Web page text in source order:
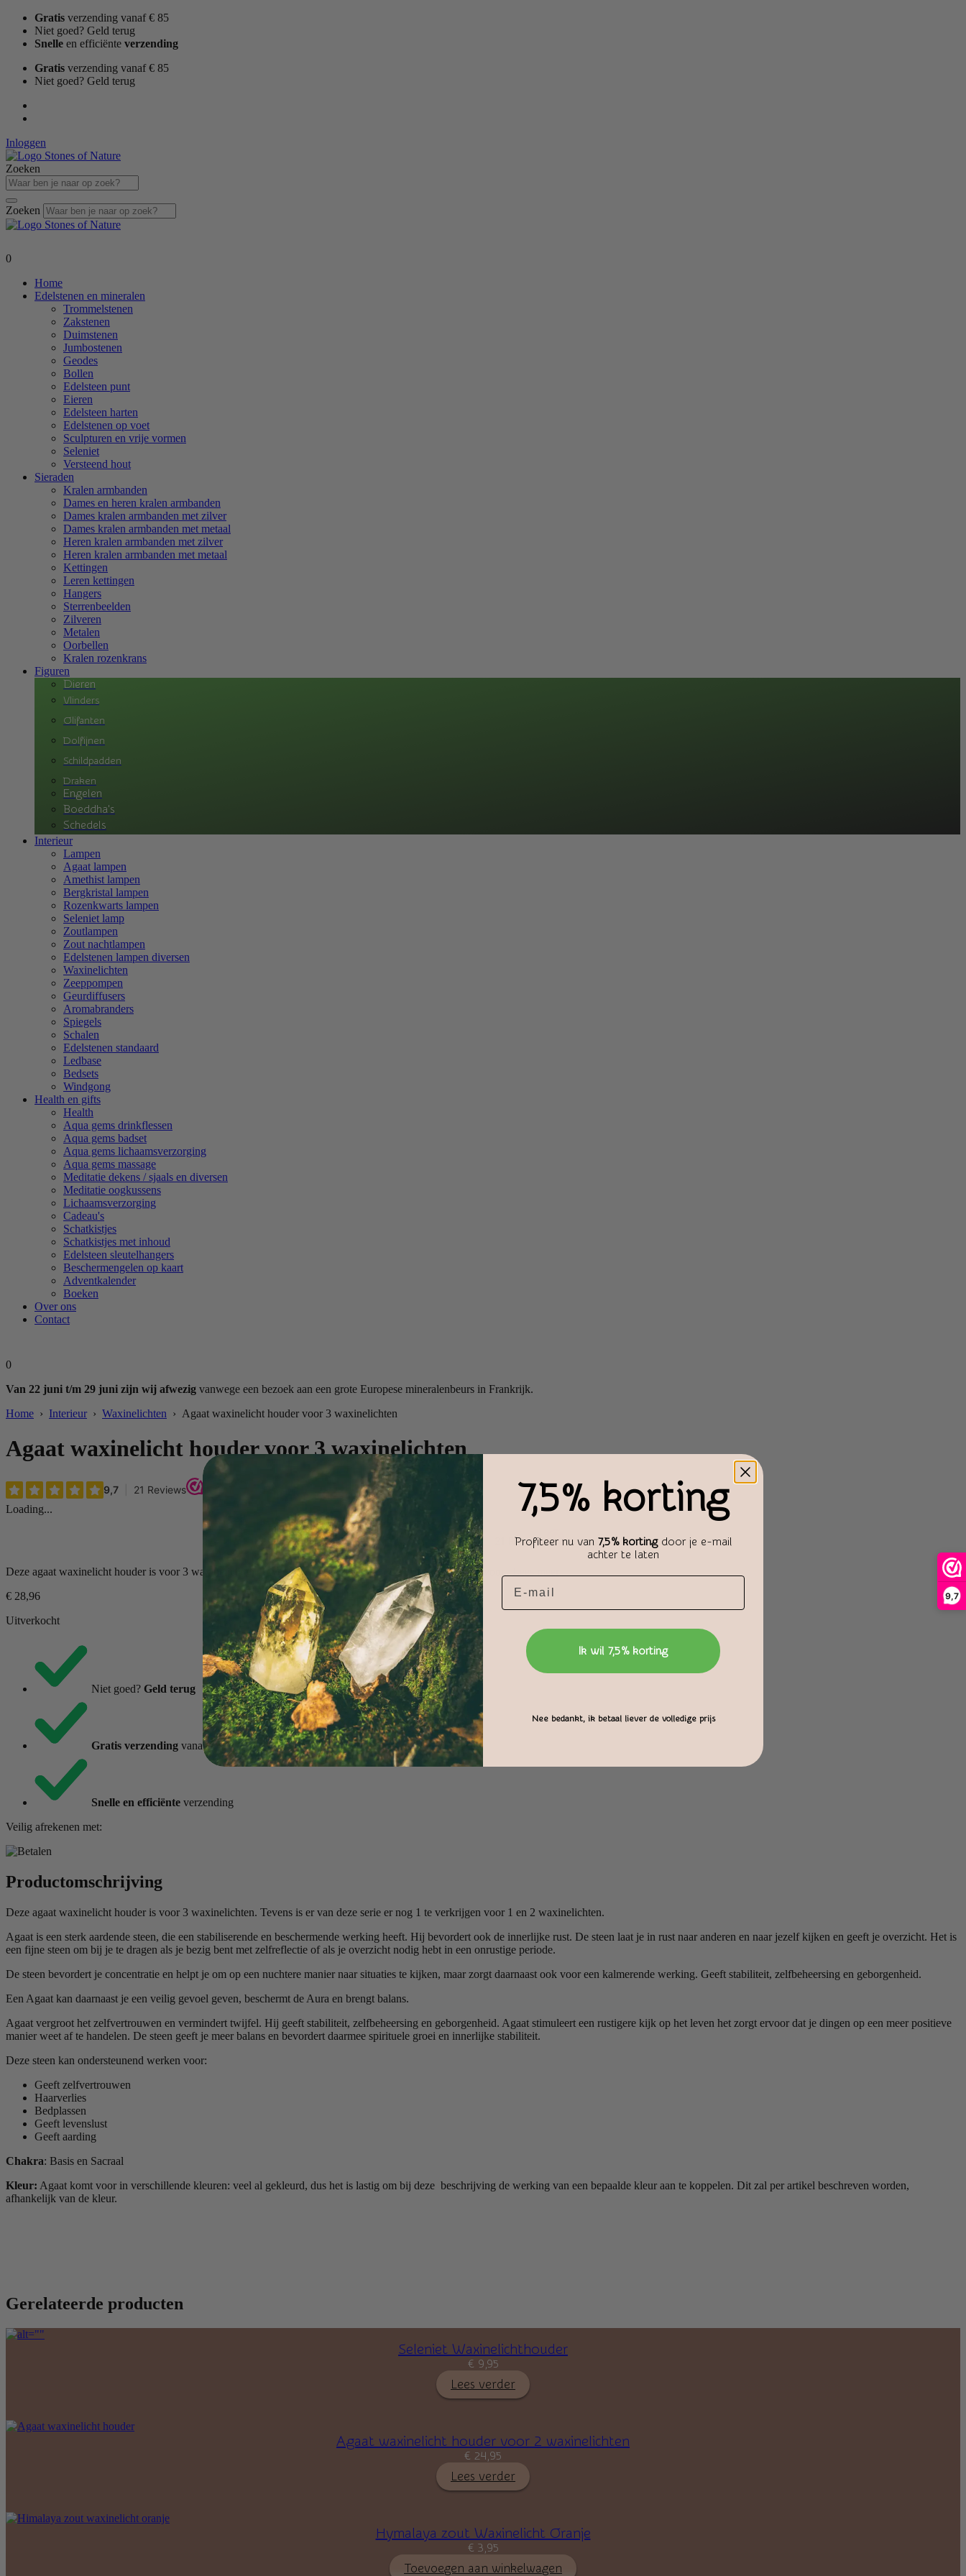
9,7
naar
Gratis verzending vanaf € 85
Niet goed? Geld terug
Snelle en efficiënte verzending
Gratis verzending vanaf € 85
Niet goed? Geld terug
Inloggen
Zoeken
Zoeken
0
Home
Edelstenen en mineralen
Trommelstenen
Zakstenen
Duimstenen
Jumbostenen
Geodes
Bollen
Edelsteen punt
Eieren
Edelsteen harten
Edelstenen op voet
Sculpturen en vrije vormen
Seleniet
Versteend hout
Sieraden
Kralen armbanden
Dames en heren kralen armbanden
Dames kralen armbanden met zilver
Dames kralen armbanden met metaal
Heren kralen armbanden met zilver
Heren kralen armbanden met metaal
Kettingen
Leren kettingen
Hangers
Sterrenbeelden
Zilveren
Metalen
Oorbellen
Kralen rozenkrans
Figuren
Dieren
Vlinders
Olifanten
Dolfijnen
Schildpadden
Draken
Engelen
Boeddha's
Schedels
Interieur
Lampen
Agaat lampen
Amethist lampen
Bergkristal lampen
Rozenkwarts lampen
Seleniet lamp
Zoutlampen
Zout nachtlampen
Edelstenen lampen diversen
Waxinelichten
Zeeppompen
Geurdiffusers
Aromabranders
Spiegels
Schalen
Edelstenen standaard
Ledbase
Bedsets
Windgong
Health en gifts
Health
Aqua gems drinkflessen
Aqua gems badset
Aqua gems lichaamsverzorging
Aqua gems massage
Meditatie dekens / sjaals en diversen
Meditatie oogkussens
Lichaamsverzorging
Cadeau's
Schatkistjes
Schatkistjes met inhoud
Edelsteen sleutelhangers
Beschermengelen op kaart
Adventkalender
Boeken
Over ons
Contact
0
Van 22 juni t/m 29 juni zijn wij afwezig vanwege een bezoek aan een grote Europese mineralenbeurs in Frankrijk.
Home › Interieur › Waxinelichten › Agaat waxinelicht houder voor 3 waxinelichten
Agaat waxinelicht houder voor 3 waxinelichten
Loading...
Deze agaat waxinelicht houder is voor 3 waxinelichten. Tevens is er van deze serie er nog 1 te verkrijgen voor..
€ 28,96
Uitverkocht
Niet goed? Geld terug
Gratis verzending vanaf €85,-
Snelle en efficiënte verzending
Veilig afrekenen met:
Productomschrijving
Deze agaat waxinelicht houder is voor 3 waxinelichten. Tevens is er van deze serie er nog 1 te verkrijgen voor 1 en 2 waxinelichten.
Agaat is een sterk aardende steen, die een stabiliserende en beschermende werking heeft. Hij bevordert ook de innerlijke rust. De steen laat je in rust naar anderen en naar jezelf kijken en geeft je overzicht. Het is
een fijne steen om bij je te dragen als je bezig bent met zelfreflectie of als je overzicht nodig hebt in een onrustige periode.
De steen bevordert je concentratie en helpt je om op een nuchtere manier naar situaties te kijken, maar zorgt daarnaast ook voor een kalmerende werking. Geeft stabiliteit, zelfbeheersing en geborgenheid.
Een Agaat kan daarnaast je een veilig gevoel geven, beschermt de Aura en brengt balans.
Agaat vergroot het zelfvertrouwen en vermindert twijfel. Hij geeft stabiliteit, zelfbeheersing en geborgenheid. Agaat stimuleert een rustigere kijk op het leven het zorgt ervoor dat je dingen op een meer positieve
manier weet af te handelen. De steen geeft je meer balans en bevordert daarmee spirituele groei en innerlijke stabiliteit.
Deze steen kan ondersteunend werken voor:
Geeft zelfvertrouwen
Haarverlies
Bedplassen
Geeft levenslust
Geeft aarding
Chakra: Basis en Sacraal
Kleur: Agaat komt voor in verschillende kleuren: veel al gekleurd, dus het is lastig om bij deze beschrijving de werking van een bepaalde kleur aan te koppelen. Dit zal per artikel beschreven worden,
afhankelijk van de kleur.
Gerelateerde producten
Seleniet Waxinelichthouder
€ 9,95
Lees verder
Agaat waxinelicht houder voor 2 waxinelichten
€ 24,95
Lees verder
Hymalaya zout Waxinelicht Oranje
€ 3,95
Toevoegen aan winkelwagen
7,5% korting
Profiteer nu van 7,5% kortingdoor je e-mail
achter te laten
Ik wil 7,5% korting
Nee bedankt, ik betaal liever de volledige prijs